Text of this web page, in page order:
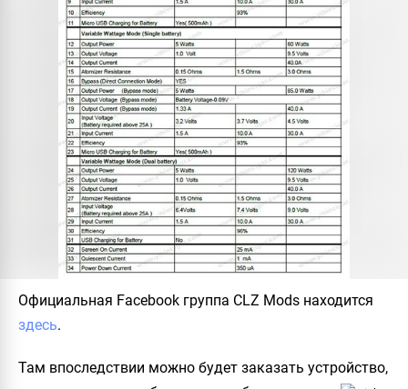
Официальная Facebook группа CLZ Mods находится
здесь.
Там впоследствии можно будет заказать устройство,